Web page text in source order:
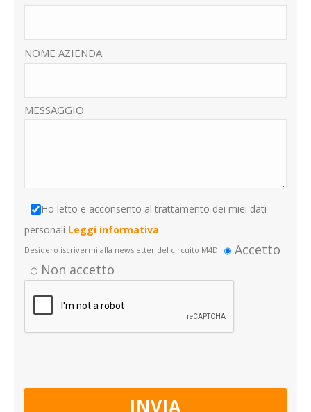
NOME AZIENDA
MESSAGGIO
Ho letto e acconsento al trattamento dei miei dati
personali Leggi informativa
Desidero iscrivermi alla newsletter del circuito M4D
Accetto
Non accetto